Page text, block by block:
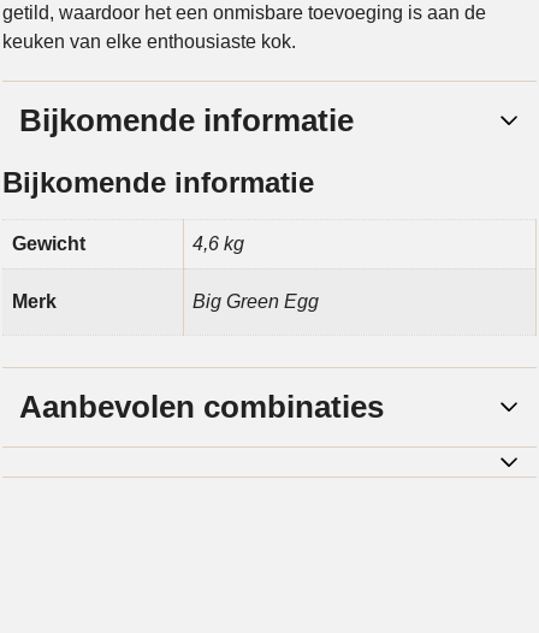
getild, waardoor het een onmisbare toevoeging is aan de
keuken van elke enthousiaste kok.
Bijkomende informatie
Bijkomende informatie
Gewicht 4,6 kg
Merk Big Green Egg
Aanbevolen combinaties